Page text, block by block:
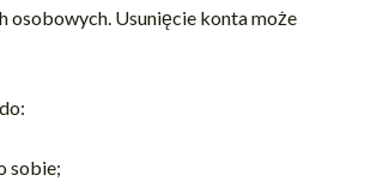
osobowych. Usunięcie konta może
sobie;